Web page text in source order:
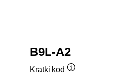
B9L-A2
Kratki kod